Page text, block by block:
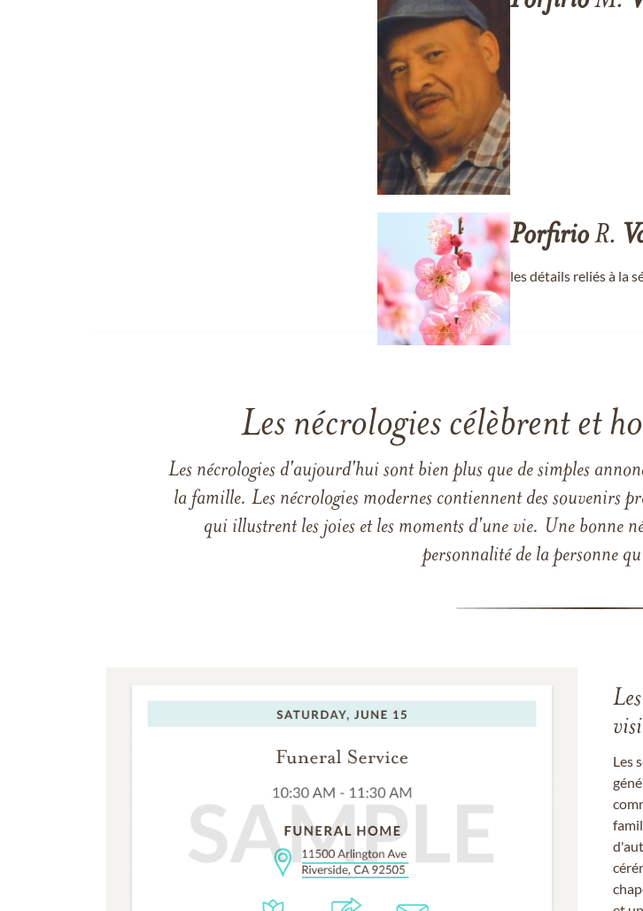
PorfirioR.
les détails reliés à la
Les nécrologies célèbrent et
Les nécrologies d'aujourd'hui sont bien plus que de simples
la famille. Les nécrologies modernes contiennent des souvenirs
qui illustrent les joies et les moments d'une vie. Une bonne
personnalité de la personne
Les